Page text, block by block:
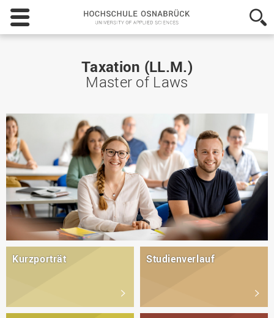
Hochschule
Osnabrück
-
Taxation (LL.M.)
Master of Laws
Kurzporträt Studienverlauf